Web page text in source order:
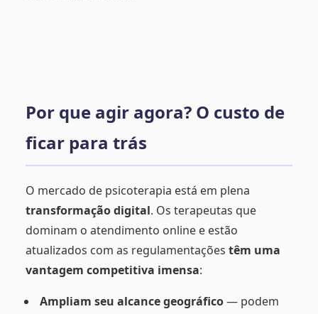
Por que agir agora? O custo de
ficar para trás
O mercado de psicoterapia está em plena
transformação digital. Os terapeutas que
dominam o atendimento online e estão
atualizados com as regulamentações têm uma
vantagem competitiva imensa:
Ampliam seu alcance geográfico— podem